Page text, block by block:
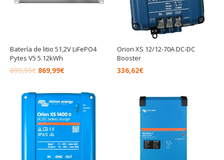
Batería de litio 51,2V LiFePO4
Pytes V5 5.12kWh
899,95€ 869,99€
Orion XS 12/12-70A DC-DC
Booster
336,62€